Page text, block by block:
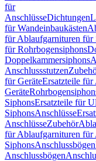
für
AnschlüsseDichtungen
für Wandeinbaukästen
für Ablaufgarnituren für
für Rohrbogensiphons
Doppelkammersiphons
Anschlussstutzen
für GeräteErsatzteile
Geräte
SiphonsErsatzteile für
SiphonsAnschlüsse
AnschlüsseZubehör
für Ablaufgarnituren für
SiphonsAnschlussbögen
Anschlussbögen